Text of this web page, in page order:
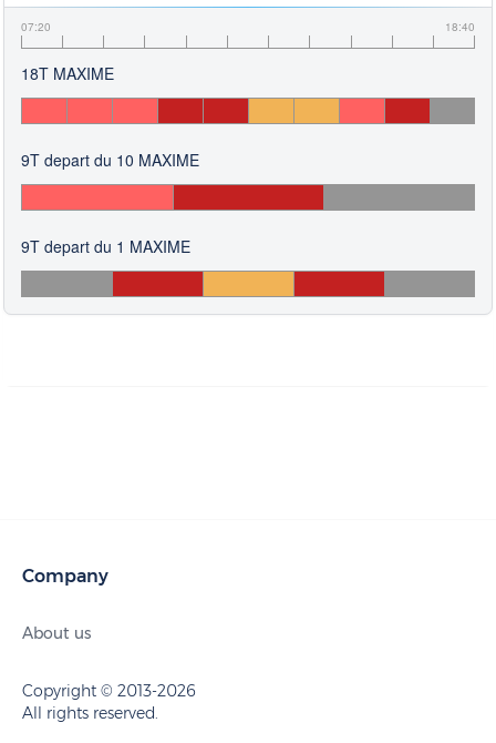
07:20 18:40
18T MAXIME
9T depart du 10 MAXIME
9T depart du 1 MAXIME
Company
About us
Copyright © 2013-2026
All rights reserved.